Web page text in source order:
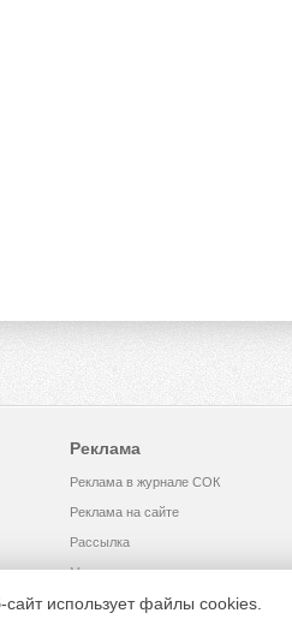
Реклама
Реклама в журнале СОК
Реклама на сайте
Рассылка
Медиакит
сайт использует файлы cookies.